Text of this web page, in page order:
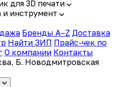
для 3D печати
и инструмент
Бренды A–Z Доставка
Найти ЗИП Прайс-чек по
О компании Контакты
Б. Новодмитровская